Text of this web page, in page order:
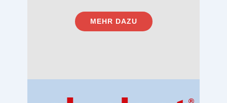
MEHR DAZU